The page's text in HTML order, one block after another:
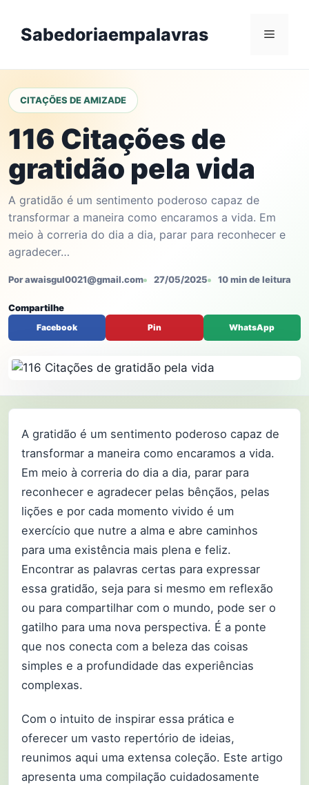
contentSabedoriaempalavras Menu
CITAÇÕES DE AMIZADE
116 Citações de
gratidão pela vida
A gratidão é um sentimento poderoso capaz de
transformar a maneira como encaramos a vida. Em
meio à correria do dia a dia, parar para reconhecer e
agradecer…
Por awaisgul0021@gmail.com 27/05/2025 10 min de leitura
Compartilhe
Facebook Pin WhatsApp
A gratidão é um sentimento poderoso capaz de
transformar a maneira como encaramos a vida.
Em meio à correria do dia a dia, parar para
reconhecer e agradecer pelas bênçãos, pelas
lições e por cada momento vivido é um
exercício que nutre a alma e abre caminhos
para uma existência mais plena e feliz.
Encontrar as palavras certas para expressar
essa gratidão, seja para si mesmo em reflexão
ou para compartilhar com o mundo, pode ser o
gatilho para uma nova perspectiva. É a ponte
que nos conecta com a beleza das coisas
simples e a profundidade das experiências
complexas.
Com o intuito de inspirar essa prática e
oferecer um vasto repertório de ideias,
reunimos aqui uma extensa coleção. Este artigo
apresenta uma compilação cuidadosamente